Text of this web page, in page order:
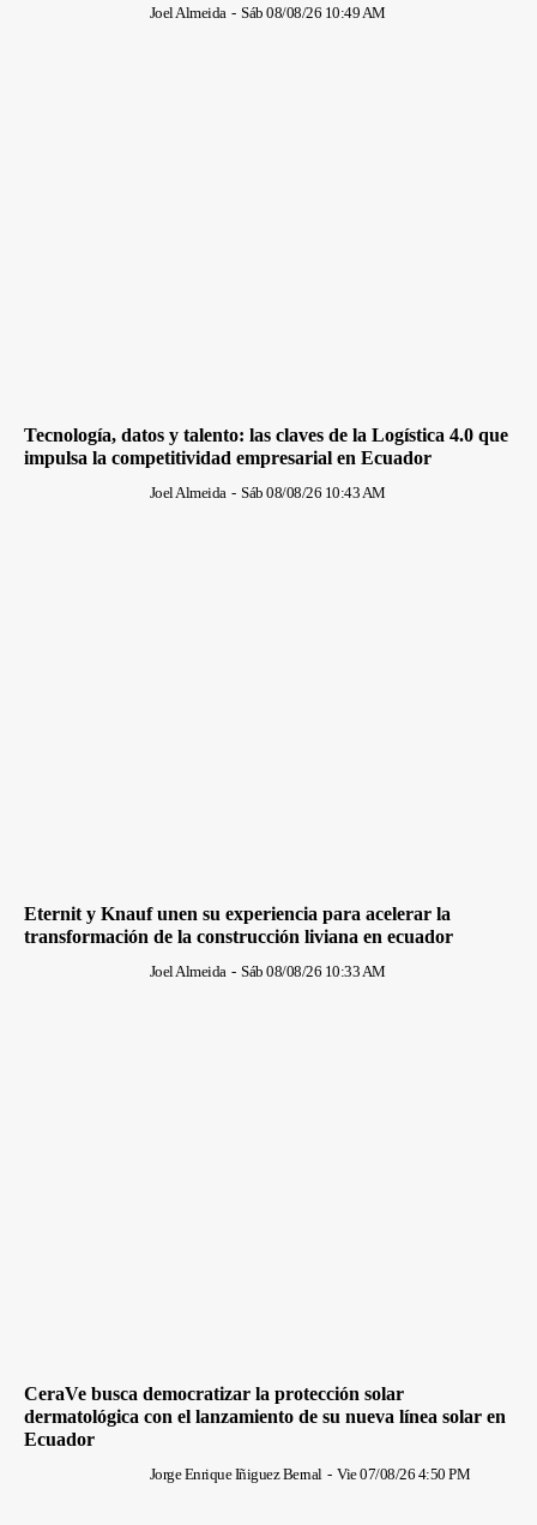
Joel Almeida - Sáb 08/08/26 10:49 AM
Tecnología, datos y talento: las claves de la Logística 4.0 que
impulsa la competitividad empresarial en Ecuador
Joel Almeida - Sáb 08/08/26 10:43 AM
Eternit y Knauf unen su experiencia para acelerar la
transformación de la construcción liviana en ecuador
Joel Almeida - Sáb 08/08/26 10:33 AM
CeraVe busca democratizar la protección solar
dermatológica con el lanzamiento de su nueva línea solar en
Ecuador
Jorge Enrique Iñiguez Bernal - Vie 07/08/26 4:50 PM